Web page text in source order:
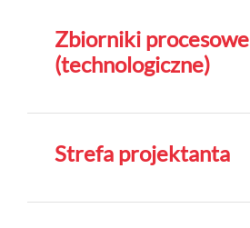
Zbiorniki procesowe
(technologiczne)
Strefa projektanta